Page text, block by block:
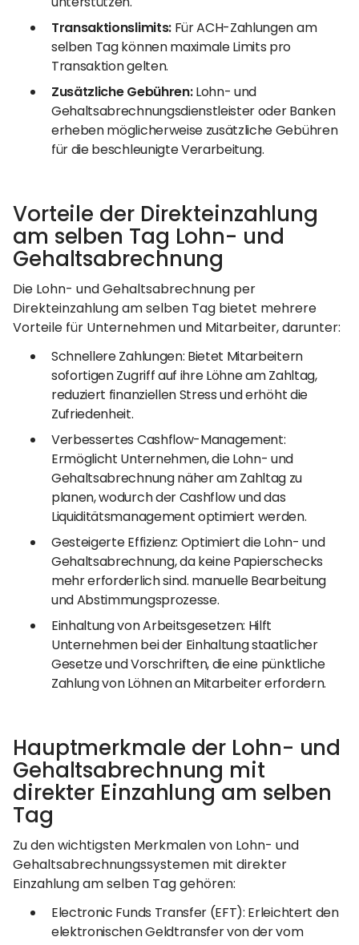
Transaktionslimits:Für ACH-Zahlungen am
selben Tag können maximale Limits pro
Transaktion gelten.
Zusätzliche Gebühren:Lohn- und
Gehaltsabrechnungsdienstleister oder Banken
erheben möglicherweise zusätzliche Gebühren
für die beschleunigte Verarbeitung.
Vorteile der Direkteinzahlung
am selben Tag Lohn- und
Gehaltsabrechnung
Die Lohn- und Gehaltsabrechnung per
Direkteinzahlung am selben Tag bietet mehrere
Vorteile für Unternehmen und Mitarbeiter, darunter:
Schnellere Zahlungen: Bietet Mitarbeitern
sofortigen Zugriff auf ihre Löhne am Zahltag,
reduziert finanziellen Stress und erhöht die
Zufriedenheit.
Verbessertes Cashflow-Management:
Ermöglicht Unternehmen, die Lohn- und
Gehaltsabrechnung näher am Zahltag zu
planen, wodurch der Cashflow und das
Liquiditätsmanagement optimiert werden.
Gesteigerte Effizienz: Optimiert die Lohn- und
Gehaltsabrechnung, da keine Papierschecks
mehr erforderlich sind. manuelle Bearbeitung
und Abstimmungsprozesse.
Einhaltung von Arbeitsgesetzen: Hilft
Unternehmen bei der Einhaltung staatlicher
Gesetze und Vorschriften, die eine pünktliche
Zahlung von Löhnen an Mitarbeiter erfordern.
Hauptmerkmale der Lohn- und
Gehaltsabrechnung mit
direkter Einzahlung am selben
Tag
Zu den wichtigsten Merkmalen von Lohn- und
Gehaltsabrechnungssystemen mit direkter
Einzahlung am selben Tag gehören:
Electronic Funds Transfer (EFT): Erleichtert den
elektronischen Geldtransfer von der vom